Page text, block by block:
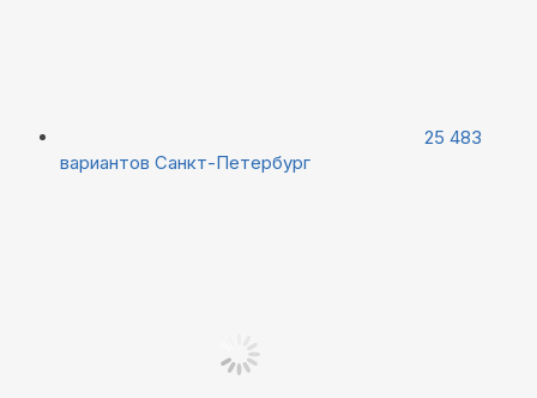
25 483
вариантов Санкт-Петербург